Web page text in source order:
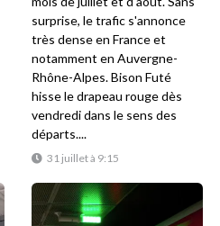
31 juillet à 9:15
surprise, le trafic s'annonce
très dense en France et
notamment en Auvergne-
Rhône-Alpes. Bison Futé
hisse le drapeau rouge dès
vendredi dans le sens des
départs....